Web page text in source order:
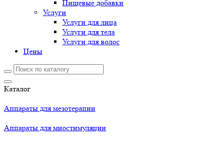
Пищевые добавки
Услуги
Услуги для лица
Услуги для тела
Услуги для волос
Цены
Каталог
Аппараты для мезотерапии
Аппараты для миостимуляции